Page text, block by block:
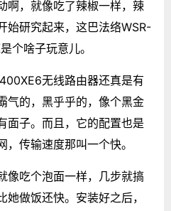
啊，就像吃了辣椒一样，辣
始研究起来，这巴法络WSR-
个啥子玩意儿。
无线路由器还真是有
气的，黑乎乎的，像个黑金
面子。而且，它的配置也是
传输速度那叫一个快。
像吃个泡面一样，几步就搞
做饭还快。安装好之后，